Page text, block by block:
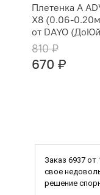
Плетенка A
X8 (0.06-
от DAYO
810 ₽
670 ₽
Заказ 6937 от
свое
решение